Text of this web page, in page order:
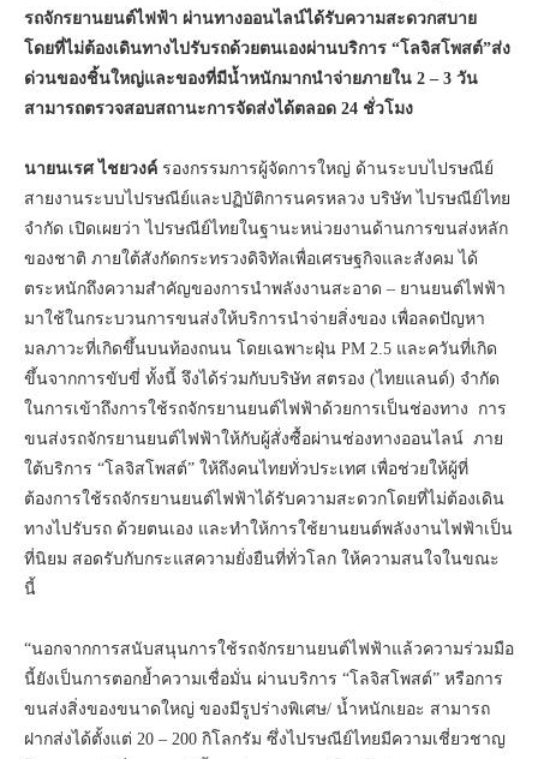
รถจักรยานยนต์ไฟฟ้า ผ่านทางออนไลน์ได้รับความสะดวกสบาย
โดยที่ไม่ต้องเดินทางไปรับรถด้วยตนเองผ่านบริการ “โลจิสโพสต์”ส่ง
ด่วนของชิ้นใหญ่และของที่มีน้ำหนักมากนำจ่ายภายใน 2 – 3 วัน
สามารถตรวจสอบสถานะการจัดส่งได้ตลอด 24 ชั่วโมง
นายนเรศ ไชยวงค์ รองกรรมการผู้จัดการใหญ่ ด้านระบบไปรษณีย์
สายงานระบบไปรษณีย์และปฏิบัติการนครหลวง บริษัท ไปรษณีย์ไทย
จำกัด เปิดเผยว่า ไปรษณีย์ไทยในฐานะหน่วยงานด้านการขนส่งหลัก
ของชาติ ภายใต้สังกัดกระทรวงดิจิทัลเพื่อเศรษฐกิจและสังคม ได้
ตระหนักถึงความสำคัญของการนำพลังงานสะอาด – ยานยนต์ไฟฟ้า
มาใช้ในกระบวนการขนส่งให้บริการนำจ่ายสิ่งของ เพื่อลดปัญหา
มลภาวะที่เกิดขึ้นบนท้องถนน โดยเฉพาะฝุ่น PM 2.5 และควันที่เกิด
ขึ้นจากการขับขี่ ทั้งนี้ จึงได้ร่วมกับบริษัท สตรอง (ไทยแลนด์) จำกัด
ในการเข้าถึงการใช้รถจักรยานยนต์ไฟฟ้าด้วยการเป็นช่องทาง การ
ขนส่งรถจักรยานยนต์ไฟฟ้าให้กับผู้สั่งซื้อผ่านช่องทางออนไลน์ ภาย
ใต้บริการ “โลจิสโพสต์” ให้ถึงคนไทยทั่วประเทศ เพื่อช่วยให้ผู้ที่
ต้องการใช้รถจักรยานยนต์ไฟฟ้าได้รับความสะดวกโดยที่ไม่ต้องเดิน
ทางไปรับรถ ด้วยตนเอง และทำให้การใช้ยานยนต์พลังงานไฟฟ้าเป็น
ที่นิยม สอดรับกับกระแสความยั่งยืนที่ทั่วโลก ให้ความสนใจในขณะ
นี้
“นอกจากการสนับสนุนการใช้รถจักรยานยนต์ไฟฟ้าแล้วความร่วมมือ
นี้ยังเป็นการตอกย้ำความเชื่อมั่น ผ่านบริการ “โลจิสโพสต์” หรือการ
ขนส่งสิ่งของขนาดใหญ่ ของมีรูปร่างพิเศษ/ น้ำหนักเยอะ สามารถ
ฝากส่งได้ตั้งแต่ 20 – 200 กิโลกรัม ซึ่งไปรษณีย์ไทยมีความเชี่ยวชาญ